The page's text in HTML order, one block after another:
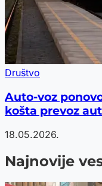
Društvo
Auto-voz
košta prevoz
18.05.2026.
Najnovije